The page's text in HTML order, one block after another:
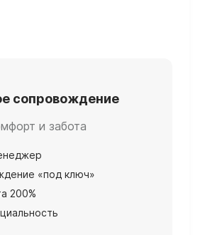
сопровождение
и забота
«под ключ»
200%